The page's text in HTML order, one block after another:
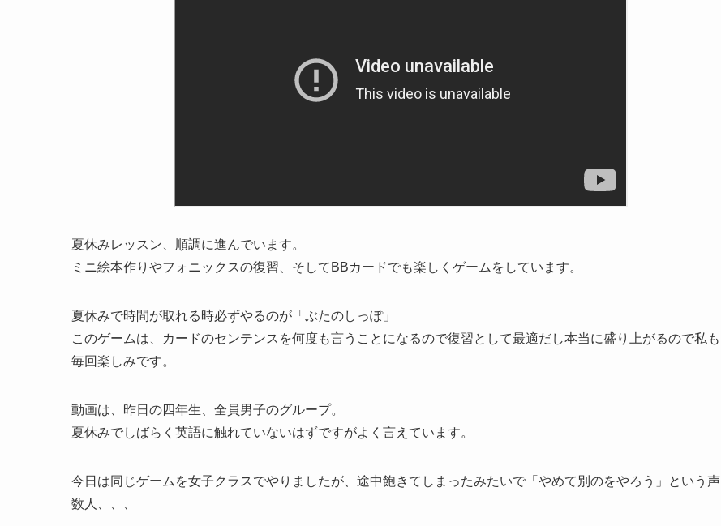
夏休みレッスン、順調に進んでいます。
ミニ絵本作りやフォニックスの復習、そしてBBカードでも楽しくゲームをしています。
夏休みで時間が取れる時必ずやるのが「ぶたのしっぽ」
このゲームは、カードのセンテンスを何度も言うことになるので復習として最適だし本当に盛り上がるので私も
毎回楽しみです。
動画は、昨日の四年生、全員男子のグループ。
夏休みでしばらく英語に触れていないはずですがよく言えています。
今日は同じゲームを女子クラスでやりましたが、途中飽きてしまったみたいで「やめて別のをやろう」という声
数人、、、